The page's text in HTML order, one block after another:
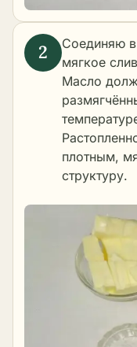
Соединяю
мягкое
Масло
плотным,
структуру.